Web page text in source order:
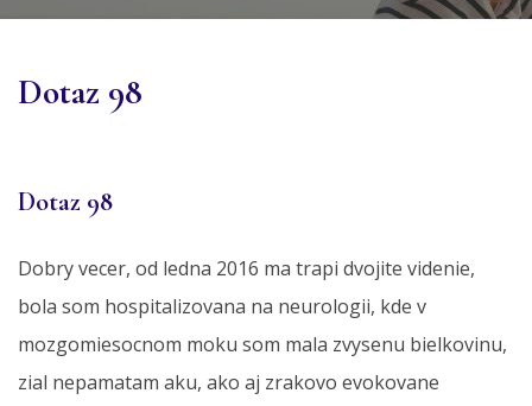
Dotaz 98
Dotaz 98
Dobry vecer, od ledna 2016 ma trapi dvojite videnie,
bola som hospitalizovana na neurologii, kde v
mozgomiesocnom moku som mala zvysenu bielkovinu,
zial nepamatam aku, ako aj zrakovo evokovane